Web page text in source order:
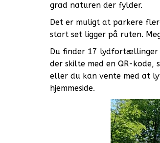
grad naturen der fylder.
Det er muligt at parkere
stort set ligger på ruten.
Du finder 17 lydfortællinger
der skilte med en QR-kode,
eller du kan vente med at
hjemmeside.